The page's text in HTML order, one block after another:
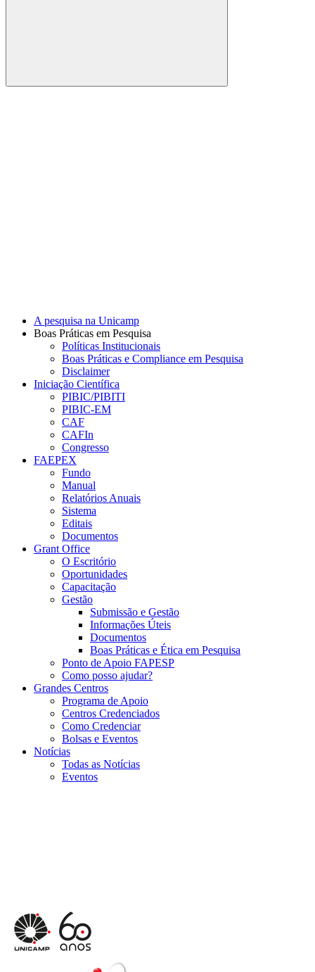
Buscar
A pesquisa na Unicamp
Boas Práticas em Pesquisa
Políticas Institucionais
Boas Práticas e Compliance em Pesquisa
Disclaimer
Iniciação Científica
PIBIC/PIBITI
PIBIC-EM
CAF
CAFIn
Congresso
FAEPEX
Fundo
Manual
Relatórios Anuais
Sistema
Editais
Documentos
Grant Office
O Escritório
Oportunidades
Capacitação
Gestão
Submissão e Gestão
Informações Úteis
Documentos
Boas Práticas e Ética em Pesquisa
Ponto de Apoio FAPESP
Como posso ajudar?
Grandes Centros
Programa de Apoio
Centros Credenciados
Como Credenciar
Bolsas e Eventos
Notícias
Todas as Notícias
Eventos